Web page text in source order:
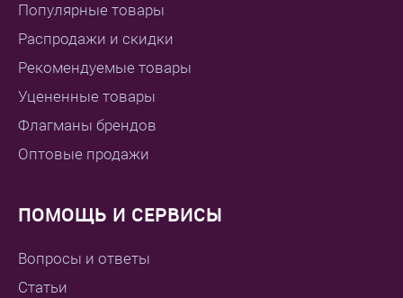
Популярные товары
Распродажи и скидки
Рекомендуемые товары
Уцененные товары
Флагманы брендов
Оптовые продажи
ПОМОЩЬ И СЕРВИСЫ
Вопросы и ответы
Статьи